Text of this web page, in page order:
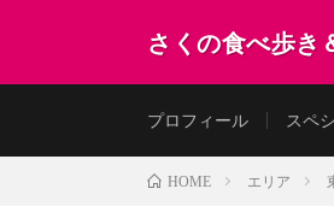
さくの食べ歩き
プロフィール スペ
HOME エリア